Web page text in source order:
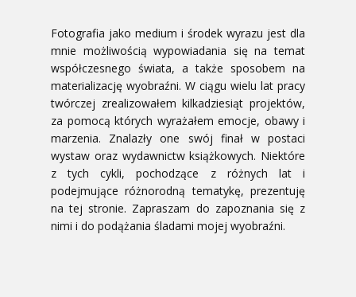
Fotografia jako medium i środek wyrazu jest dla
mnie możliwością wypowiadania się na temat
współczesnego świata, a także sposobem na
materializację wyobraźni. W ciągu wielu lat pracy
twórczej zrealizowałem kilkadziesiąt projektów,
za pomocą których wyrażałem emocje, obawy i
marzenia. Znalazły one swój finał w postaci
wystaw oraz wydawnictw książkowych. Niektóre
z tych cykli, pochodzące z różnych lat i
podejmujące różnorodną tematykę, prezentuję
na tej stronie. Zapraszam do zapoznania się z
nimi i do podążania śladami mojej wyobraźni.